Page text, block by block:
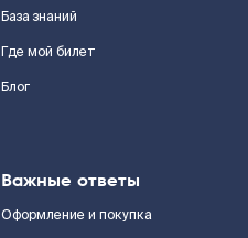
База знаний
Где мой билет
Блог
Важные ответы
Оформление и покупка